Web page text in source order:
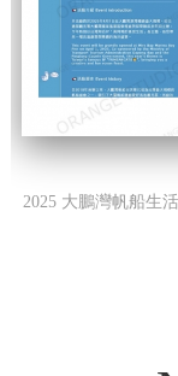
2025 大鵬灣帆船生